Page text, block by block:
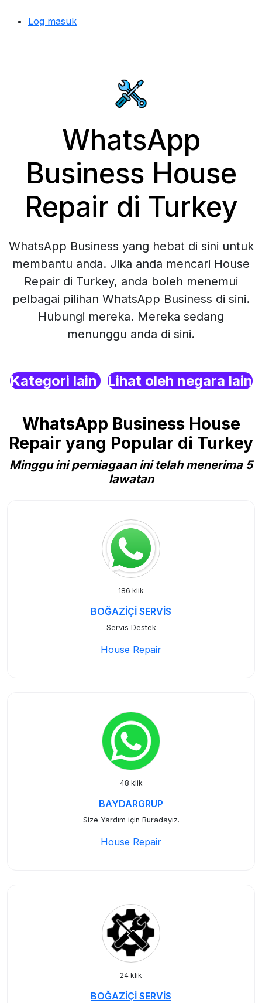
Log masuk
WhatsApp
Business House
Repair di Turkey
WhatsApp Business yang hebat di sini untuk
membantu anda. Jika anda mencari House
Repair di Turkey, anda boleh menemui
pelbagai pilihan WhatsApp Business di sini.
Hubungi mereka. Mereka sedang
menunggu anda di sini.
Kategori lain Lihat oleh negara lain
WhatsApp Business House
Repair yang Popular di Turkey
Minggu ini perniagaan ini telah menerima 5
lawatan
186 klik
BOĞAZİÇİ SERVİS
Servis Destek
House Repair
48 klik
BAYDARGRUP
Size Yardım için Buradayız.
House Repair
24 klik
BOĞAZİÇİ SERVİS